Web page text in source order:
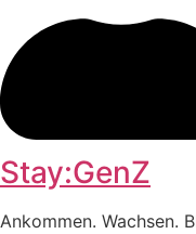
Stay:GenZ
Ankommen. Wachsen.